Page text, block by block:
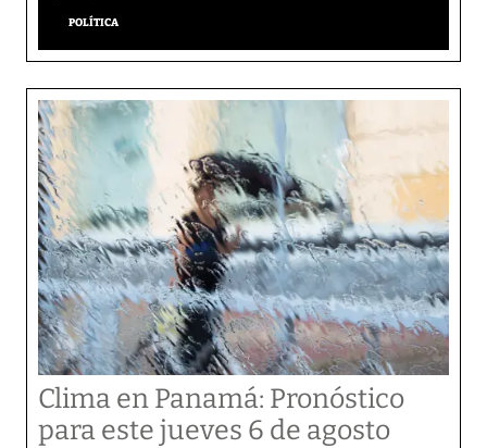
POLÍTICA
Clima en Panamá: Pronóstico
para este jueves 6 de agosto